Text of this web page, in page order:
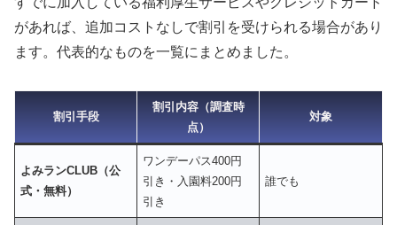
があれば、追加コストなしで割引を受けられる場合があり
ます。代表的なものを一覧にまとめました。
割引手段
割引内容（調査時
点）
対象
よみランCLUB（公
式・無料）
ワンデーパス400円
引き・入園料200円
引き
誰でも